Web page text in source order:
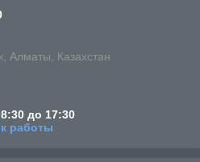
Алматы, Казахстан
до 17:30
работы